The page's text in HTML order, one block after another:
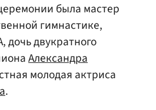
была мастер
гимнастике,
дочь двукратного
Александра
молодая актриса
.